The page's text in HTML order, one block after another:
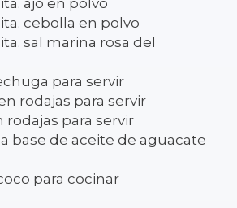
cebolla en polvo
sal marina rosa del
para servir
rodajas para servir
rodajas para servir
base de aceite de aguacate
para cocinar